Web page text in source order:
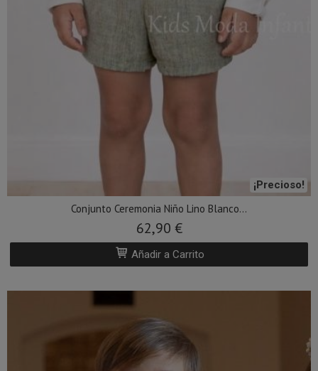
¡Precioso!
Conjunto Ceremonia Niño Lino Blanco...
62,90 €
Añadir a Carrito